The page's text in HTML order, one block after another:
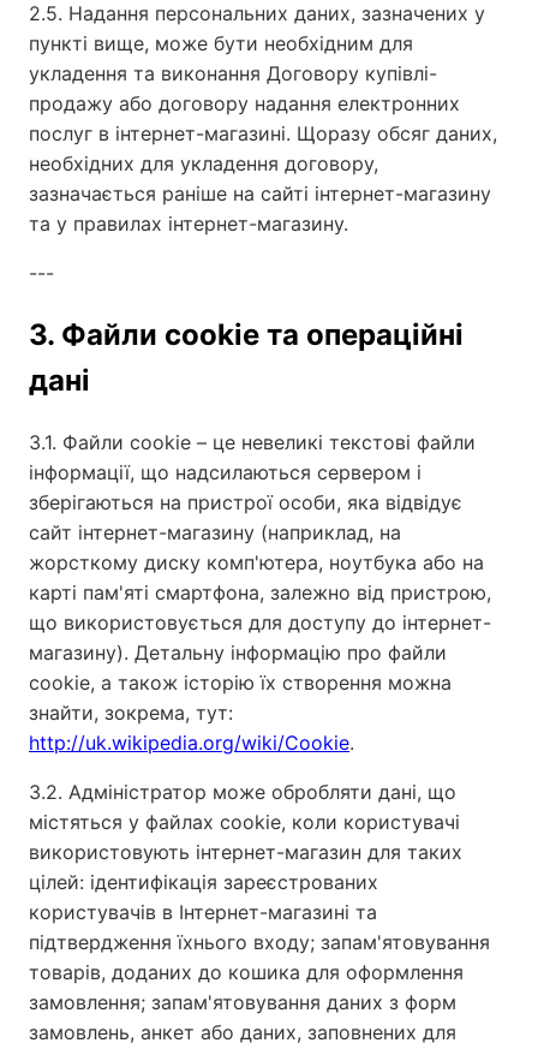
2.5. Надання персональних даних, зазначених у
пункті вище, може бути необхідним для
укладення та виконання Договору купівлі-
продажу або договору надання електронних
послуг в інтернет-магазині. Щоразу обсяг даних,
необхідних для укладення договору,
зазначається раніше на сайті інтернет-магазину
та у правилах інтернет-магазину.
---
3. Файли cookie та операційні
дані
3.1. Файли cookie – це невеликі текстові файли
інформації, що надсилаються сервером і
зберігаються на пристрої особи, яка відвідує
сайт інтернет-магазину (наприклад, на
жорсткому диску комп'ютера, ноутбука або на
карті пам'яті смартфона, залежно від пристрою,
що використовується для доступу до інтернет-
магазину). Детальну інформацію про файли
cookie, а також історію їх створення можна
знайти, зокрема, тут:
http://uk.wikipedia.org/wiki/Cookie.
3.2. Адміністратор може обробляти дані, що
містяться у файлах cookie, коли користувачі
використовують інтернет-магазин для таких
цілей: ідентифікація зареєстрованих
користувачів в Інтернет-магазині та
підтвердження їхнього входу; запам'ятовування
товарів, доданих до кошика для оформлення
замовлення; запам'ятовування даних з форм
замовлень, анкет або даних, заповнених для